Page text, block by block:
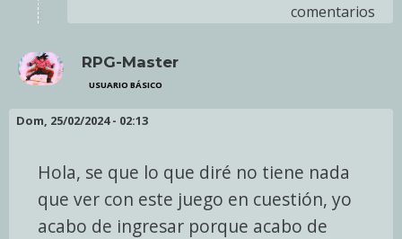
comentarios
RPG-Master
USUARIO BÁSICO
Dom, 25/02/2024 - 02:13
Hola, se que lo que diré no tiene nada
que ver con este juego en cuestión, yo
acabo de ingresar porque acabo de